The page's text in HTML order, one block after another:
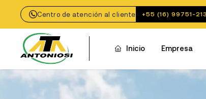
Centro de atención al cliente +55 (16) 99751-
Inicio Empresa